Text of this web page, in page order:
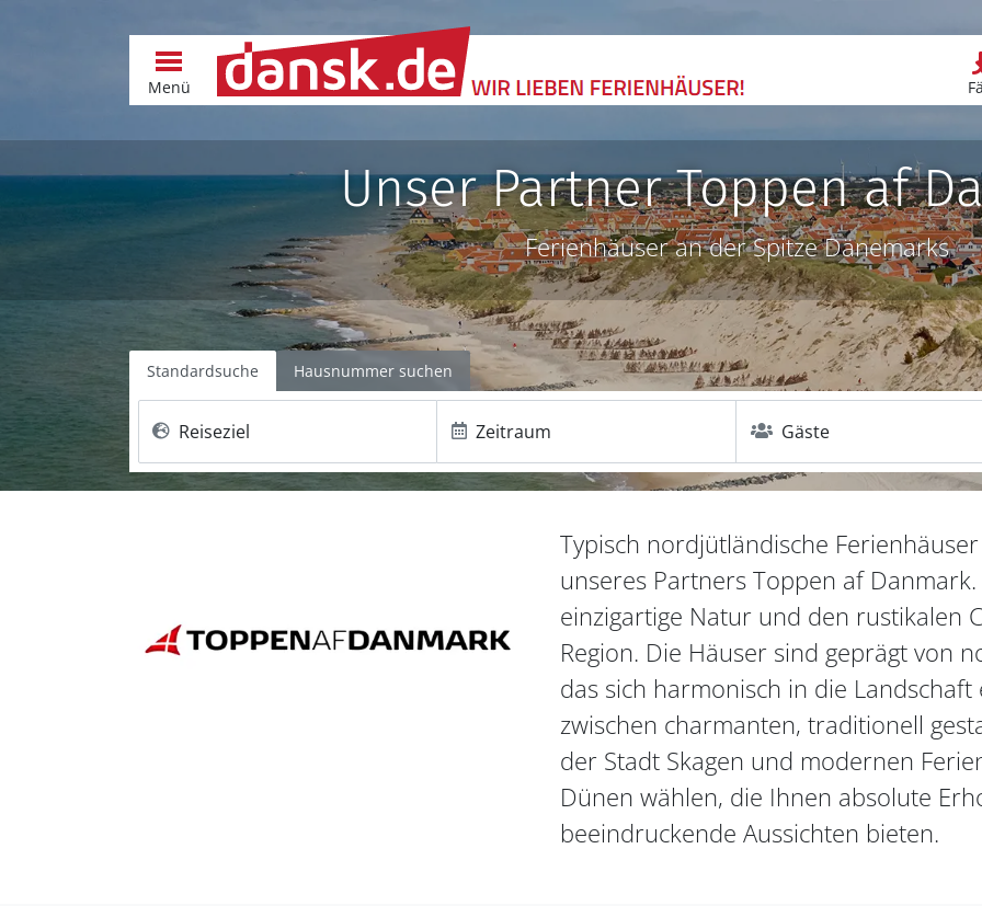
Menü
Unser Partner Toppen af
Ferienhäuser an der Spitze Dänemarks
Standardsuche Hausnummer suchen
Reiseziel Zeitraum Gäste
Typisch nordjütländische
unseres Partners Toppen af
einzigartige Natur und den rustikalen
Region. Die Häuser sind geprägt von
das sich harmonisch in die Landschaft
zwischen charmanten, traditionell
der Stadt Skagen und modernen
Dünen wählen, die Ihnen absolute
beeindruckende Aussichten bieten.